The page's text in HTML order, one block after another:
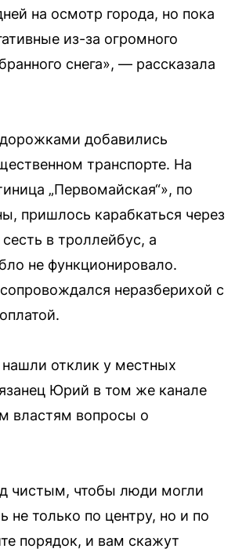
на осмотр города, но пока
из-за огромного
снега», — рассказала
добавились
транспорте. На
„Первомайская“», по
пришлось карабкаться через
в троллейбус, а
не функционировало.
неразберихой с
отклик у местных
Юрий в том же канале
властям вопросы о
чистым, чтобы люди могли
не только по центру, но и по
порядок, и вам скажут